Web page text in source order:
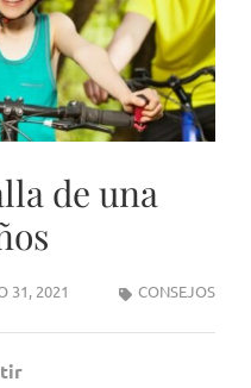
de una
31, 2021 CONSEJOS